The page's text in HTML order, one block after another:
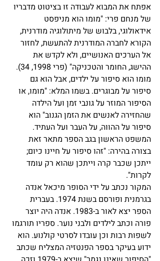
אפתח את המבוא לעבודה זו בציטוט מדבריו
של מנחם פרי: "מומו הוא מניפסט
אידאולוגי, בלבוש של מיתולוגיה מודרנית,
הקורא לחברה המודרנית להתעשת, לחזור
אל הערכים האנושיים, ולא לקדש את
ההישג, החומר והטכניקה" (פרי 1998, 34).
מומו הוא סיפור על ילדים, אבל הוא גם
סיפור על מבוגרים. בשמו המלא: "מומו, או
הסיפור המוזר על גונבי זמן ועל הילדה
שהחזירה לאנשים את הזמן הגנוב" הוא
סיפור על ההווה, על העבר ועל העתיד.
המשפט הראשון בגב הספר מתאר זאת
בצורה בהירה: "זהו סיפור על חיינו כיום;
ייתכן שכבר קרה וייתכן שהוא רק עומד
לקרות".
המקור נכתב על ידי הסופר מיכאל אנדה
בגרמנית ופורסם בשנת 1974. בעברית
הספר יצא לאור ב-1983. אנדה היה יוצר
פורה וכתב לילדים ולבני נוער. ספריו תורגמו
לשפות רבות וכן עובדו לסרטי קולנוע. הוא
ידוע בעיקר בספר הפנטזיה המצליח שכתב